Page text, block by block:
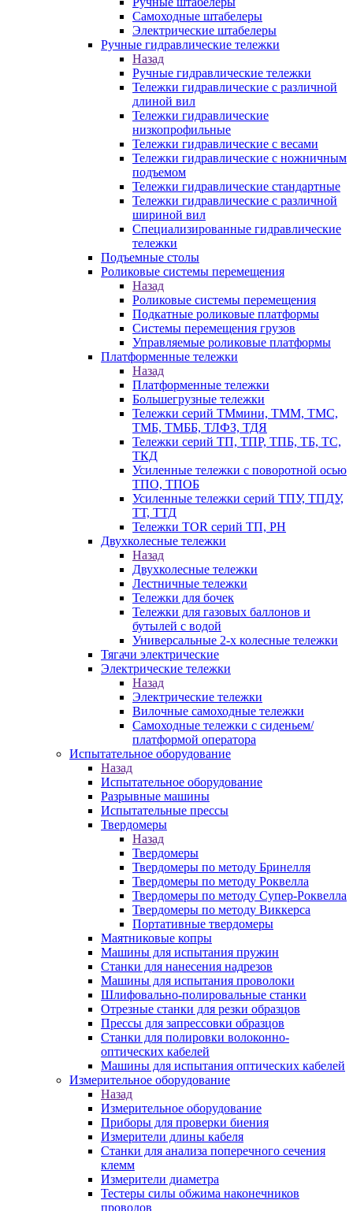
Самоходные штабелеры
Электрические штабелеры
Ручные гидравлические тележки
Назад
Ручные гидравлические тележки
Тележки гидравлические с различной
длиной вил
Тележки гидравлические
низкопрофильные
Тележки гидравлические с весами
Тележки гидравлические с ножничным
подъемом
Тележки гидравлические стандартные
Тележки гидравлические с различной
шириной вил
Специализированные гидравлические
тележки
Подъемные столы
Роликовые системы перемещения
Назад
Роликовые системы перемещения
Подкатные роликовые платформы
Системы перемещения грузов
Управляемые роликовые платформы
Платформенные тележки
Назад
Платформенные тележки
Большегрузные тележки
Тележки серий ТМмини, ТММ, ТМС,
ТМБ, ТМББ, ТЛФЗ, ТДЯ
Тележки серий ТП, ТПР, ТПБ, ТБ, ТС,
ТКД
Усиленные тележки с поворотной осью
ТПО, ТПОБ
Усиленные тележки серий ТПУ, ТПДУ,
ТТ, ТТД
Тележки TOR серий ТП, PH
Двухколесные тележки
Назад
Двухколесные тележки
Лестничные тележки
Тележки для бочек
Тележки для газовых баллонов и
бутылей с водой
Универсальные 2-х колесные тележки
Тягачи электрические
Электрические тележки
Назад
Электрические тележки
Вилочные самоходные тележки
Самоходные тележки с сиденьем/
платформой оператора
Испытательное оборудование
Назад
Испытательное оборудование
Разрывные машины
Испытательные прессы
Твердомеры
Назад
Твердомеры
Твердомеры по методу Бринелля
Твердомеры по методу Роквелла
Твердомеры по методу Супер-Роквелла
Твердомеры по методу Виккерса
Портативные твердомеры
Маятниковые копры
Машины для испытания пружин
Станки для нанесения надрезов
Машины для испытания проволоки
Шлифовально-полировальные станки
Отрезные станки для резки образцов
Прессы для запрессовки образцов
Станки для полировки волоконно-
оптических кабелей
Машины для испытания оптических кабелей
Измерительное оборудование
Назад
Измерительное оборудование
Приборы для проверки биения
Измерители длины кабеля
Станки для анализа поперечного сечения
клемм
Измерители диаметра
Тестеры силы обжима наконечников
проводов